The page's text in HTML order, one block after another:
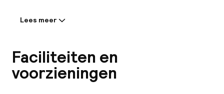
Informatie gedeeld door de
The hotel remains in one of Manhattan's most
authentic neighborhoods.
Lees meer
Faciliteiten en
voorzieningen